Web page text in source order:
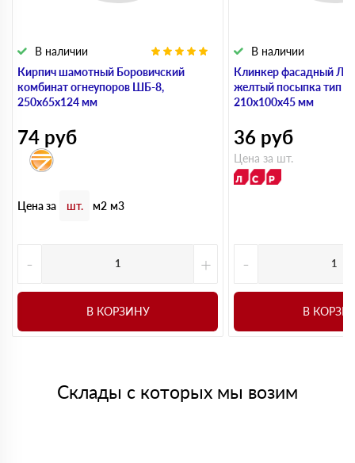
Кирпич шамотный Боровичский
комбинат огнеупоров ШБ-8,
250х65х124 мм
В наличии
74 руб
Цена за шт. м2 м3
- +
В КОРЗИНУ
Клинкер фасадный
желтый посыпка тип
210х100х45 мм
В наличии
36 руб
Цена за шт.
-
В
Склады с которых мы возим